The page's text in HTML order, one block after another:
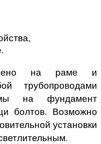
на раме и
трубопроводами
на фундамент
болтов. Возможно
установки